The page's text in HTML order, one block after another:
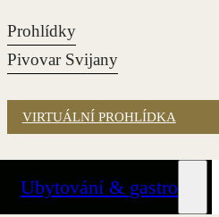
Prohlídky
Pivovar Svijany
VIRTUÁLNÍ PROHLÍDKA
Ubytování & gastro